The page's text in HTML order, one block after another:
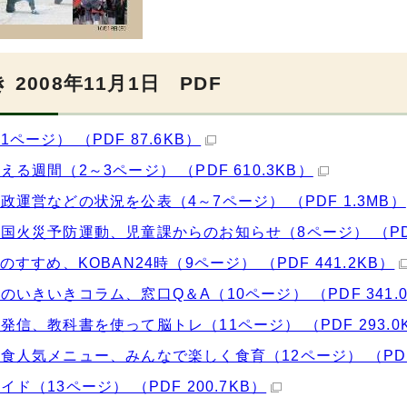
2008年11月1日 PDF
ページ） （PDF 87.6KB）
る週間（2～3ページ） （PDF 610.3KB）
運営などの状況を公表（4～7ページ） （PDF 1.3MB）
火災予防運動、児童課からのお知らせ（8ページ） （
すすめ、KOBAN24時（9ページ） （PDF 441.2KB）
いきいきコラム、窓口Q＆A（10ページ） （PDF
信、教科書を使って脳トレ（11ページ） （PDF
人気メニュー、みんなで楽しく食育（12ページ） （
ド（13ページ） （PDF 200.7KB）